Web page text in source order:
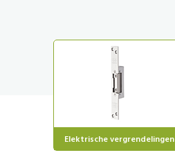
Elektrische vergrendelingen